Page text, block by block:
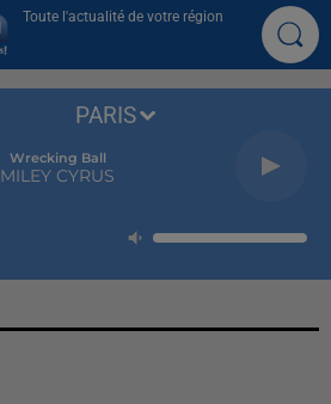
Toute l'actualité de votre région
Wrecking Ball
MILEY CYRUS
PARIS